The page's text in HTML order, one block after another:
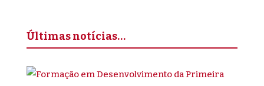
Últimas notícias…